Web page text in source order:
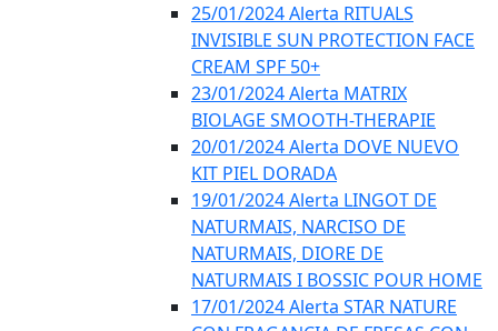
25/01/2024 Alerta RITUALS
INVISIBLE SUN PROTECTION FACE
CREAM SPF 50+
23/01/2024 Alerta MATRIX
BIOLAGE SMOOTH-THERAPIE
20/01/2024 Alerta DOVE NUEVO
KIT PIEL DORADA
19/01/2024 Alerta LINGOT DE
NATURMAIS, NARCISO DE
NATURMAIS, DIORE DE
NATURMAIS I BOSSIC POUR HOME
17/01/2024 Alerta STAR NATURE